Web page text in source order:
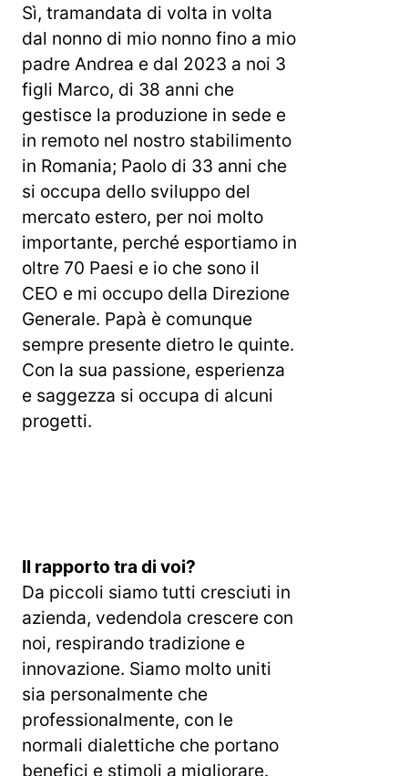
Sì, tramandata di volta in volta
dal nonno di mio nonno fino a mio
padre Andrea e dal 2023 a noi 3
figli Marco, di 38 anni che
gestisce la produzione in sede e
in remoto nel nostro stabilimento
in Romania; Paolo di 33 anni che
si occupa dello sviluppo del
mercato estero, per noi molto
importante, perché esportiamo in
oltre 70 Paesi e io che sono il
CEO e mi occupo della Direzione
Generale. Papà è comunque
sempre presente dietro le quinte.
Con la sua passione, esperienza
e saggezza si occupa di alcuni
progetti.
Il rapporto tra di voi?
Da piccoli siamo tutti cresciuti in
azienda, vedendola crescere con
noi, respirando tradizione e
innovazione. Siamo molto uniti
sia personalmente che
professionalmente, con le
normali dialettiche che portano
benefici e stimoli a migliorare.